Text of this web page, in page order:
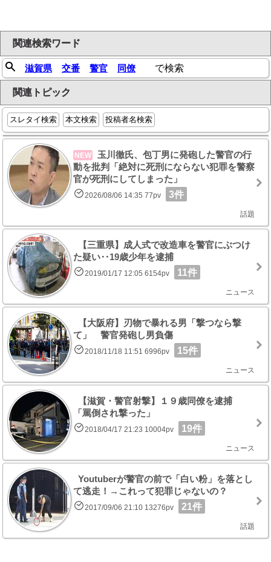
関連検索ワード
滋賀県 交番 警官 同僚 で検索
関連トピック
スレタイ検索 本文検索 投稿者名検索
NEW
玉川徹氏、包丁男に発砲した警官の行
動を批判「絶対に死刑にならない犯罪を警察
官が死刑にしてしまった」
2026/08/06 14:35 77pv 3件
話題
【三重県】成人式で改造車を警官にぶつけ
た疑い‥19歳少年を逮捕
2019/01/17 12:05 6154pv 11件
ニュース
【大阪府】刃物で暴れる男「撃つなら撃
て」 警官発砲し男負傷
2018/11/18 11:51 6996pv 15件
ニュース
【滋賀・警官射撃】１９歳同僚を逮捕
「罵倒され撃った」
2018/04/17 21:23 10004pv 19件
ニュース
Youtuberが警官の前で「白い粉」を落とし
て逃走！→これって犯罪じゃないの？
2017/09/06 21:10 13276pv 21件
話題